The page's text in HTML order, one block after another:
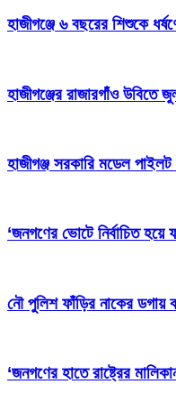
হাজীগঞ্জে ৬ বছরের শিশুকে
হাজীগঞ্জের রাজারগাঁও
হাজীগঞ্জ সরকারি মডেল
‘জনগণের ভোটে নির্বাচিত
নৌ পুলিশ ফাঁড়ির নাকের ডগায়
‘জনগণের হাতে রাষ্ট্রের